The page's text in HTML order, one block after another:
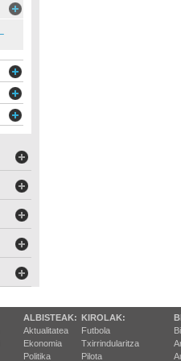
ALBISTEAK:
Aktualitatea
Ekonomia
Politika
KIROLAK:
Futbola
Txirrindularitza
Pilota